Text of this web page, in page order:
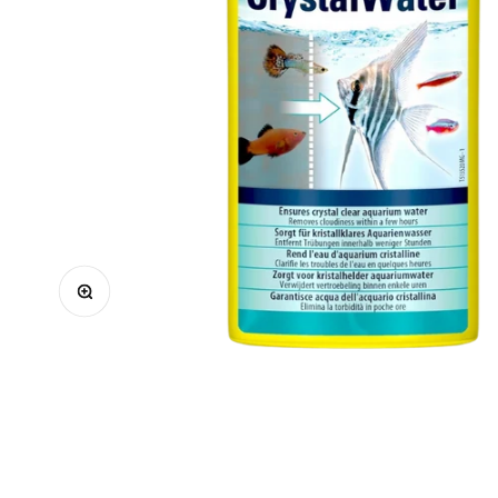
Bild vergrößern